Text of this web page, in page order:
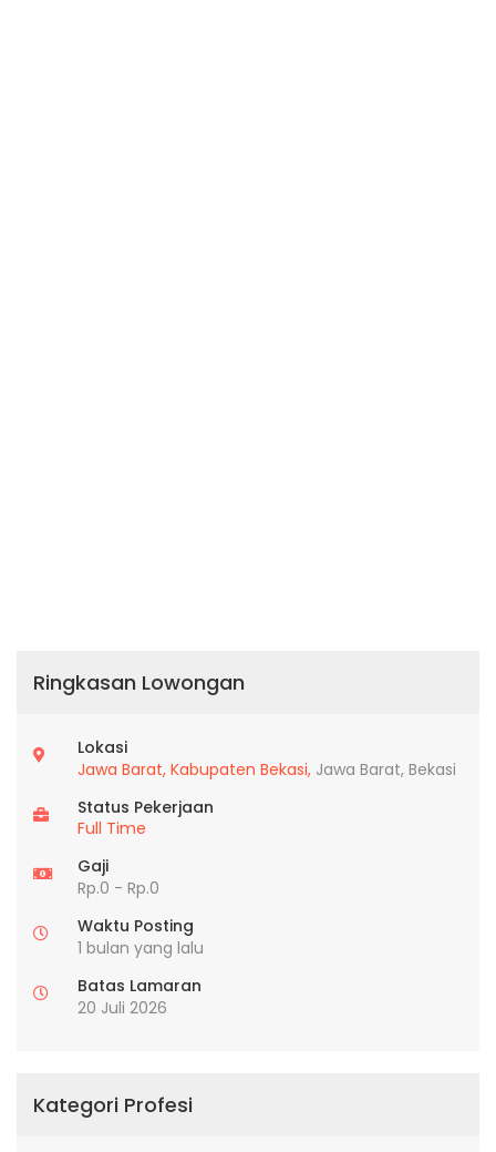
Ringkasan Lowongan
Lokasi
Jawa Barat, Kabupaten Bekasi, Jawa Barat, Bekasi
Status Pekerjaan
Full Time
Gaji
Rp.0 - Rp.0
Waktu Posting
1 bulan yang lalu
Batas Lamaran
20 Juli 2026
Kategori Profesi